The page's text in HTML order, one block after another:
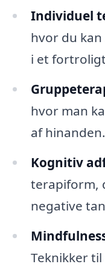
Individuel
hvor du
i et
hvor man
af hinanden.
Kognitiv
terapiform,
negative
Teknikker